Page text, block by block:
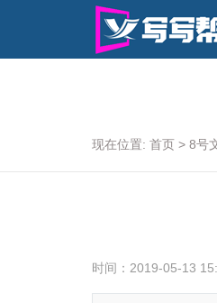
现在位置: 首页 > 8号
时间：2019-05-13